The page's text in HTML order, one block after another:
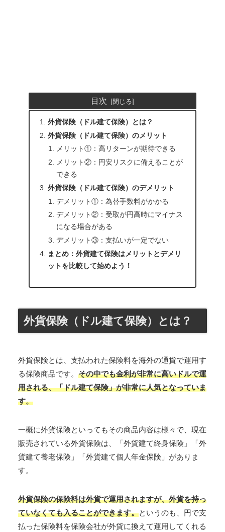
目次
外貨保険（ドル建て保険）とは？
外貨保険（ドル建て保険）のメリット
メリット①：高リターンが期待できる
メリット②：円安リスクに備えることが
できる
外貨保険（ドル建て保険）のデメリット
デメリット①：為替手数料がかかる
デメリット②：受取が円高時にマイナス
になる場合がある
デメリット③：支払いが一定でない
まとめ：外貨建て保険はメリットとデメリ
ットを比較して始めよう！
外貨保険（ドル建て保険）とは？
外貨保険とは、支払われた保険料を海外の通貨で運用す
る保険商品です。 その中でも金利が非常に高いドルで運
用される、「ドル建て保険」が非常に人気となっていま
す。
一概に外貨保険といってもその商品内容は様々で、現在
販売されている外貨保険は、「外貨建て終身保険」「外
貨建て養老保険」「外貨建て個人年金保険」がありま
す。
外貨保険の保険料は外貨で運用されますが、外貨を持っ
ていなくても入ることができます。というのも、円で支
払った保険料を保険会社が外貨に換えて運用してくれる